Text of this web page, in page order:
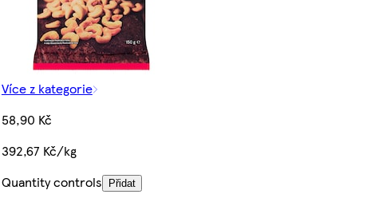
Více z kategorie
58,90 Kč
392,67 Kč/kg
Quantity controls
Přidat